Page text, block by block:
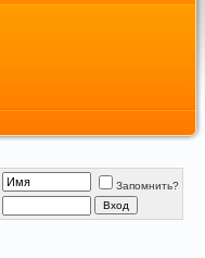
Запомнить?